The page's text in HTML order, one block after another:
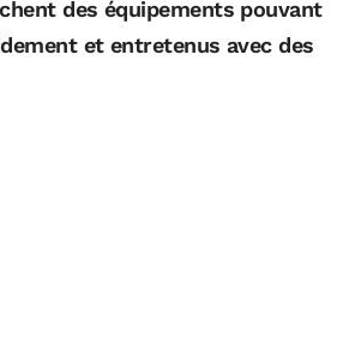
des équipements pouvant
et entretenus avec des